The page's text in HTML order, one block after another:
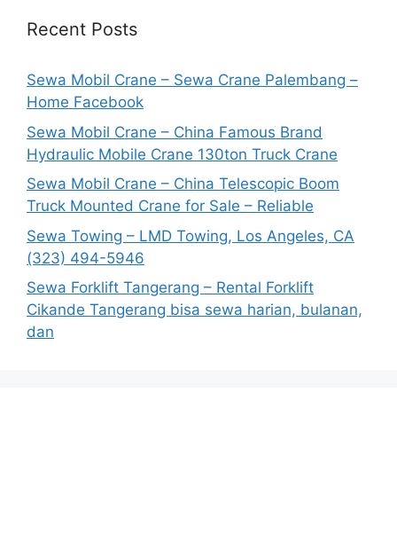
Recent Posts
Sewa Mobil Crane – Sewa Crane Palembang –
Home Facebook
Sewa Mobil Crane – China Famous Brand
Hydraulic Mobile Crane 130ton Truck Crane
Sewa Mobil Crane – China Telescopic Boom
Truck Mounted Crane for Sale – Reliable
Sewa Towing – LMD Towing, Los Angeles, CA
(323) 494-5946
Sewa Forklift Tangerang – Rental Forklift
Cikande Tangerang bisa sewa harian, bulanan,
dan